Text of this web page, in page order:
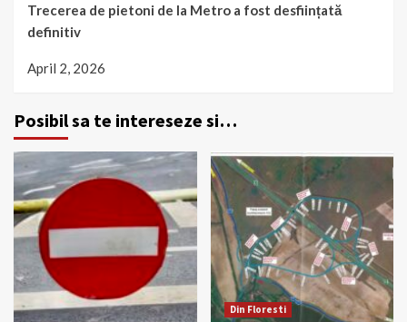
Trecerea de pietoni de la Metro a fost desființată
definitiv
April 2, 2026
Posibil sa te intereseze si…
Din Floresti